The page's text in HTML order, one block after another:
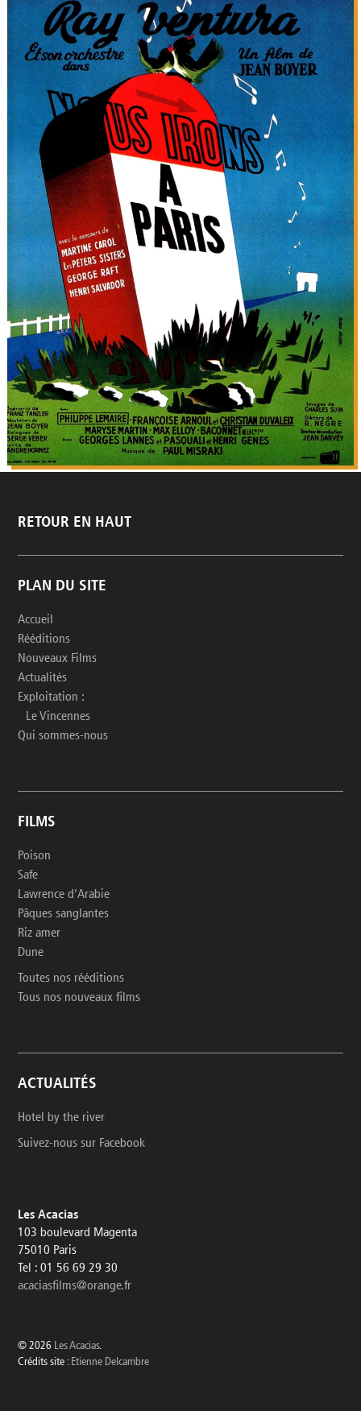
RETOUR EN HAUT
PLAN DU SITE
Accueil
Rééditions
Nouveaux Films
Actualités
Exploitation :
Le Vincennes
Qui sommes-nous
FILMS
Poison
Safe
Lawrence d'Arabie
Pâques sanglantes
Riz amer
Dune
Toutes nos rééditions
Tous nos nouveaux films
ACTUALITÉS
Hotel by the river
Suivez-nous sur Facebook
Les Acacias
103 boulevard Magenta
75010 Paris
Tel : 01 56 69 29 30
acaciasfilms@orange.fr
© 2026 Les Acacias.
Crédits site : Etienne Delcambre